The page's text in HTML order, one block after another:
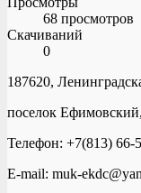
68 просмотров
Скачиваний
0
187620,
поселок
Телефон: +7(813) 66-
E-mail: muk-